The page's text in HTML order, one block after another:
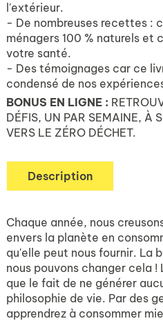
l'extérieur.
- De nombreuses recettes :
ménagers 100 % naturels et
votre santé.
- Des témoignages car ce
condensé de nos
BONUS EN LIGNE :
DÉFIS, UN PAR SEMAINE, À
VERS LE ZÉRO DÉCHET.
Description
Chaque année, nous
envers la planète en
qu'elle peut nous fournir. La
nous pouvons changer cela
que le fait de ne générer
philosophie de vie. Par des
apprendrez à consommer